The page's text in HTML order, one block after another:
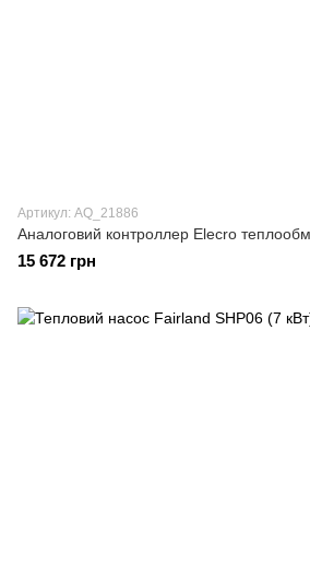
Артикул: AQ_21886
Аналоговий контроллер Elecro
15 672 грн